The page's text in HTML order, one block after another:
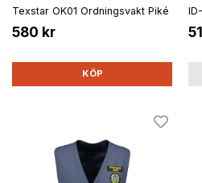
Texstar OK01 Ordningsvakt Piké
580 kr
KÖP